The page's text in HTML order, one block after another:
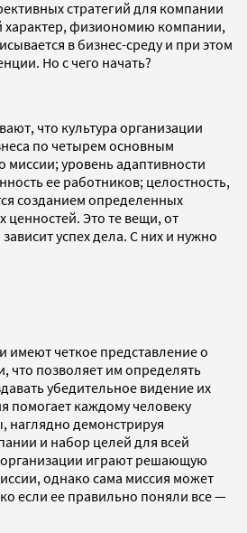
стратегий для компании
характер, физиономию компании,
в бизнес-среду и при этом
Но с чего начать?
что культура организации
по четырем основным
миссии; уровень адаптивности
ее работников; целостность,
созданием определенных
Это те вещи, от
успех дела. С них и нужно
имеют четкое представление о
что позволяет им определять
убедительное видение их
помогает каждому человеку
наглядно демонстрируя
и набор целей для всей
играют решающую
однако сама миссия может
если ее правильно поняли все —